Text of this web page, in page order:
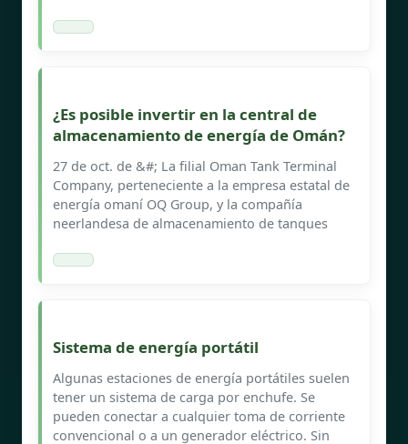
¿Es posible invertir en la central de
almacenamiento de energía de Omán?
27 de oct. de &#; La filial Oman Tank Terminal
Company, perteneciente a la empresa estatal de
energía omaní OQ Group, y la compañía
neerlandesa de almacenamiento de tanques
Sistema de energía portátil
Algunas estaciones de energía portátiles suelen
tener un sistema de carga por enchufe. Se
pueden conectar a cualquier toma de corriente
convencional o a un generador eléctrico. Sin